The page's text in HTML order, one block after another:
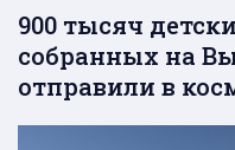
900 тысяч
собранных на
отправили в